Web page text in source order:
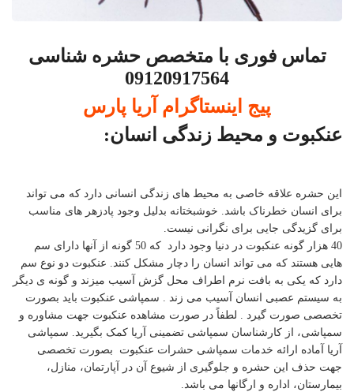
تماس فوری با متخصص حشره شناسی
09120917564
پیج اینستاگرام آریا پارس
عنکبوت و محیط زندگی انسان:
این حشره علاقه خاصی به محیط های زندگی انسانی دارد که می تواند
برای انسان خطرناک باشد. خوشبختانه بدلیل وجود پادزهر های مناسب
برای گزیدگی جایی برای نگرانی نیست.
40 هزار گونه عنکبوت در دنیا وجود دارد که 50 گونه از آنها دارای سم
هایی هستند که می تواند انسان را دچار مشکل کنند. عنکبوت دو نوع سم
دارد که یکی به بافت نرم اطراف محل گزش آسیب میزند و گونه ی دیگر
به سیستم عصبی انسان آسیب می زند . سمپاشی عنکبوت باید بصورت
تخصصی صورت گیرد . لطفاً در صورت مشاهده عنکبوت جهت مشاوره و
سمپاشی، از کارشناسان سمپاشی تضمینی آریا کمک بگیرید. سمپاشی
آریا آماده ارائه خدمات سمپاشی حشرات عنکبوت بصورت تخصصی
جهت حذف این حشره و جلوگیری از شیوع آن در آپارتمان، منازل،
بیمارستان، اداره و ارگانها می باشد.